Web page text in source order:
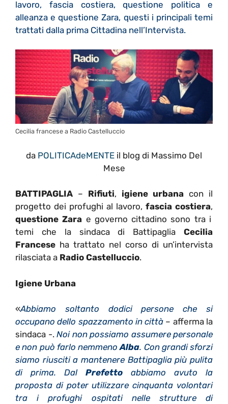
lavoro, fascia costiera, questione politica e
alleanza e questione Zara, questi i principali temi
trattati dalla prima Cittadina nell’Intervista.
Cecilia francese a Radio Castelluccio
da POLITICAdeMENTE il blog di Massimo Del
Mese
BATTIPAGLIA – Rifiuti, igiene urbana con il
progetto dei profughi al lavoro, fascia costiera,
questione Zara e governo cittadino sono tra i
temi che la sindaca di Battipaglia Cecilia
Francese ha trattato nel corso di un’intervista
rilasciata a Radio Castelluccio.
Igiene Urbana
«Abbiamo soltanto dodici persone che si
occupano dello spazzamento in città – afferma la
sindaca -. Noi non possiamo assumere personale
e non può farlo nemmenoAlba. Con grandi sforzi
siamo riusciti a mantenere Battipaglia più pulita
di prima. Dal Prefetto abbiamo avuto la
proposta di poter utilizzare cinquanta volontari
tra i profughi ospitati nelle strutture di